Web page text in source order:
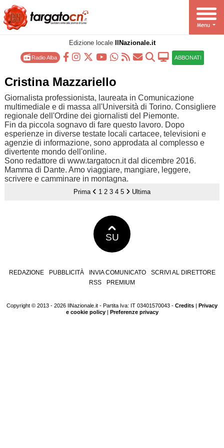
Edizione locale IlNazionale.it
Radio Alba ABBONATI
Cristina Mazzariello
Giornalista professionista, laureata in Comunicazione
multimediale e di massa all'Università di Torino. Consigliere
regionale dell'Ordine dei giornalisti del Piemonte.
Fin da piccola sognavo di fare questo lavoro. Dopo
esperienze in diverse testate locali cartacee, televisioni e
agenzie di informazione, sono approdata al complesso e
divertente mondo dell'online.
Sono redattore di www.targatocn.it dal dicembre 2016.
Mamma di Dante. Amo viaggiare, mangiare, leggere,
scrivere e camminare in montagna.
Prima 1 2 3 4 5 Ultima
SU
REDAZIONE PUBBLICITÀ INVIA COMUNICATO
SCRIVI AL DIRETTORE
RSS
PREMIUM
Copyright © 2013 - 2026 IlNazionale.it - Partita Iva: IT 03401570043 - Credits | Privacy
e cookie policy| Preferenze privacy